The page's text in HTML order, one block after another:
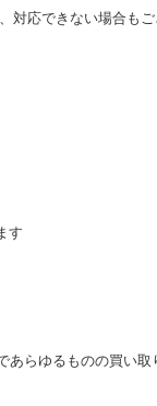
応できない場合もご
す
らゆるものの買い